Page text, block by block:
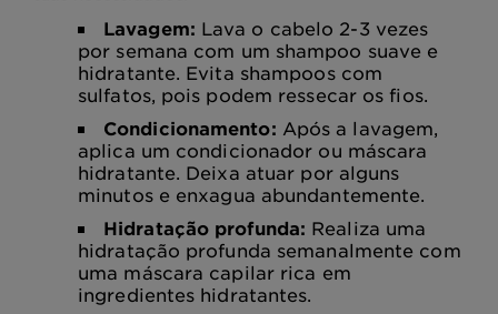
Lavagem: Lava o cabelo 2-3 vezes
por semana com um shampoo suave e
hidratante. Evita shampoos com
sulfatos, pois podem ressecar os fios.
Condicionamento: Após a lavagem,
aplica um condicionador ou máscara
hidratante. Deixa atuar por alguns
minutos e enxagua abundantemente.
Hidratação profunda: Realiza uma
hidratação profunda semanalmente com
uma máscara capilar rica em
ingredientes hidratantes.